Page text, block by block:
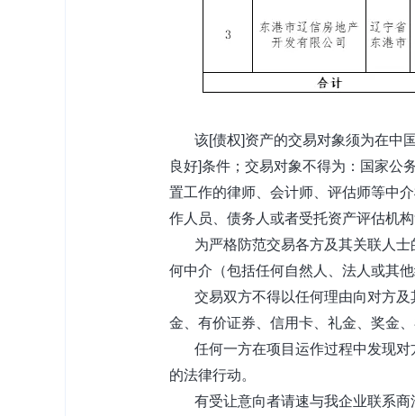
该[债权]资产的交易对象须为在中
良好]条件；交易对象不得为：国家公
置工作的律师、会计师、评估师等中
作人员、债务人或者受托资产评估机
为严格防范交易各方及其关联人士
何中介（包括任何自然人、法人或其他
交易双方不得以任何理由向对方及
金、有价证券、信用卡、礼金、奖金
任何一方在项目运作过程中发现对
的法律行动。
有受让意向者请速与我企业联系商